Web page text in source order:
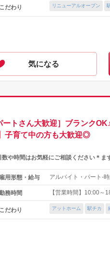
こだわり リニューアルオープン
気になる
トさん大歓迎］ブランク
子育て中の方も大歓迎◎
数や時間はお気軽にご相談ください＊ま
雇用形態・給与 アルバイト・パート-
務時間 【営業時間】10:00
こだわり アットホーム 駅チカ